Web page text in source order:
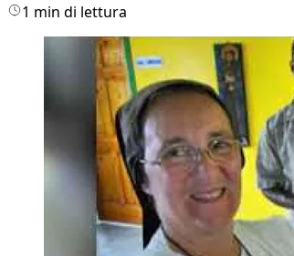
1 min di lettura